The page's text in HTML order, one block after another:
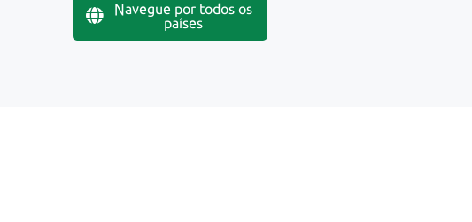
Navegue por todos os
países